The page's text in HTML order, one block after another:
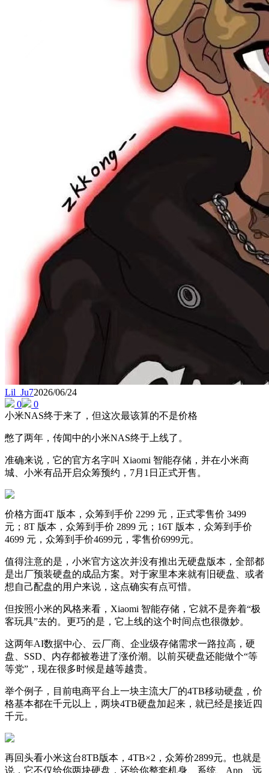
Lil_Ju72026/06/24
0
0
小米NAS终于来了，但这次最该算的不是价格
憋了两年，传闻中的小米NAS终于上线了。
准确来说，它的官方名字叫 Xiaomi 智能存储，并在小米商
城、小米有品开启众筹预约，7月1日正式开售。
价格方面4T 版本，众筹到手价 2299 元，正式零售价 3499
元；8T 版本，众筹到手价 2899 元；16T 版本，众筹到手价
4699 元，众筹到手价4699元，零售价6999元。
值得注意的是，小米官方这次并没有推出无硬盘版本，全部都
是出厂预装硬盘的成品方案。对于家里本来就有旧硬盘、或者
想自己配盘的用户来说，这点确实有点可惜。
但按照小米的风格来看，Xiaomi 智能存储，它就不是奔着“极
客玩具”去的。更巧的是，它上线的这个时间点也很微妙。
这两年AI数据中心、云厂商、企业级存储需求一路拉高，硬
盘、SSD、内存都被卷进了涨价潮。以前买硬盘还能做个“等
等党”，现在很多时候是越等越贵。
举个例子，目前电商平台上一块主流大厂的4TB移动硬盘，价
格基本都在千元以上，两块4TB硬盘加起来，就已经是接近四
千元。
再回头看小米这台8TB版本，4TB×2，众筹价2899元。也就是
说，它不仅给你两块硬盘，还给你整套机身、系统、App、远